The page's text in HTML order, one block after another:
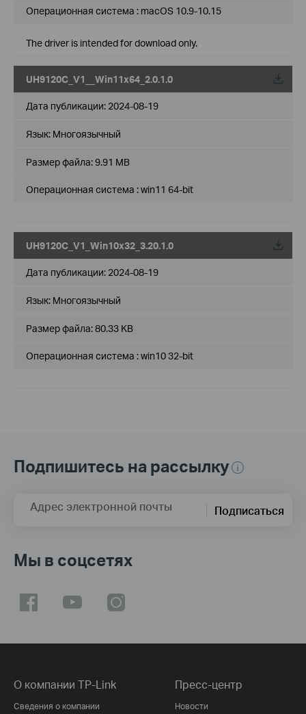
Операционная система : macOS 10.9-10.15
The driver is intended for download only.
UH9120C_V1__Win11x64_2.0.1.0
Дата публикации: 2024-08-19
Язык: Многоязычный
Размер файла:9.91 MB
Операционная система : win11 64-bit
UH9120C_V1_Win10x32_3.20.1.0
Дата публикации: 2024-08-19
Язык: Многоязычный
Размер файла:80.33 KB
Операционная система : win10 32-bit
Подпишитесь на рассылку
Адрес электронной почты Подписаться
Мы в соцсетях
О компании TP-Link
Сведения о компании
Пресс-центр
Новости